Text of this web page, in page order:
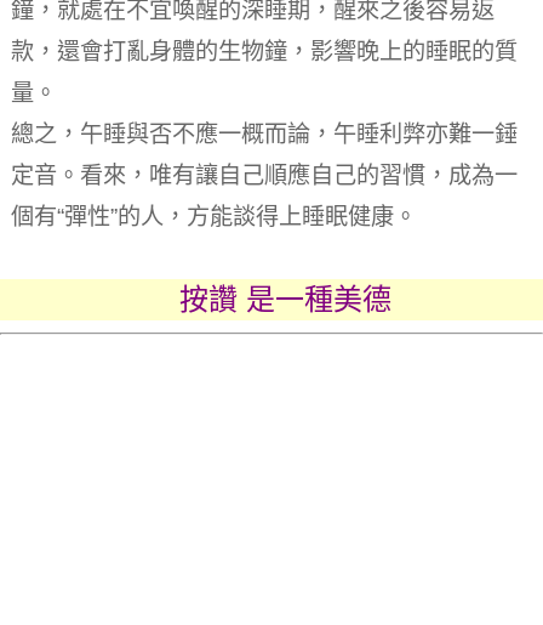
鐘，就處在不宜喚醒的深睡期，醒來之後容易返
款，還會打亂身體的生物鐘，影響晚上的睡眠的質
量。
總之，午睡與否不應一概而論，午睡利弊亦難一錘
定音。 看來，唯有讓自己順應自己的習慣，成為一
個有“彈性”的人，方能談得上睡眠健康。
按讚 是一種美德